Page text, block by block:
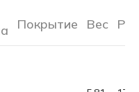
Покрытие Вес